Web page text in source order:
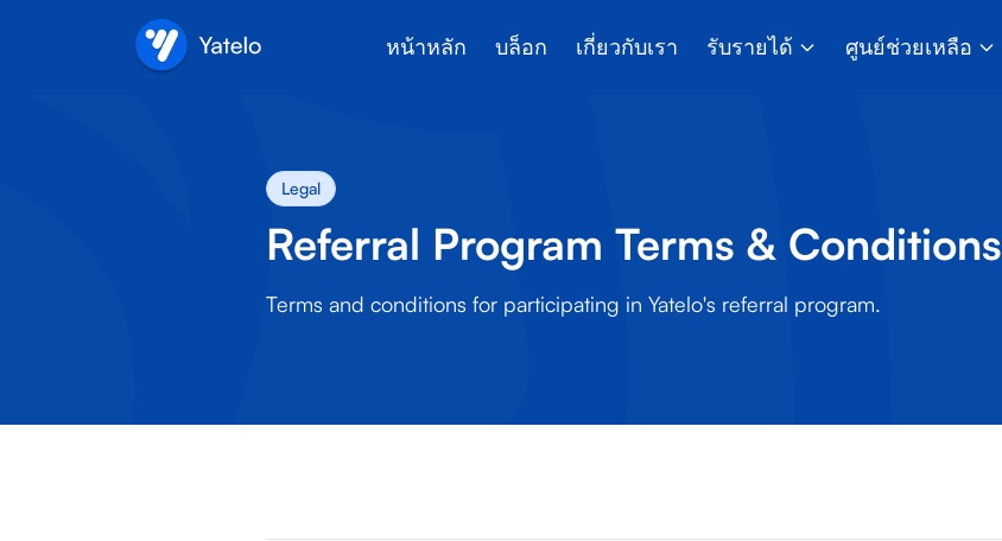
หน้าหลัก บล็อก เกี่ยวกับเรา รับรายได้ ศูนย์ช่วยเหลือ
Legal
Referral Program Terms & Conditions
Terms and conditions for participating in Yatelo's referral program.